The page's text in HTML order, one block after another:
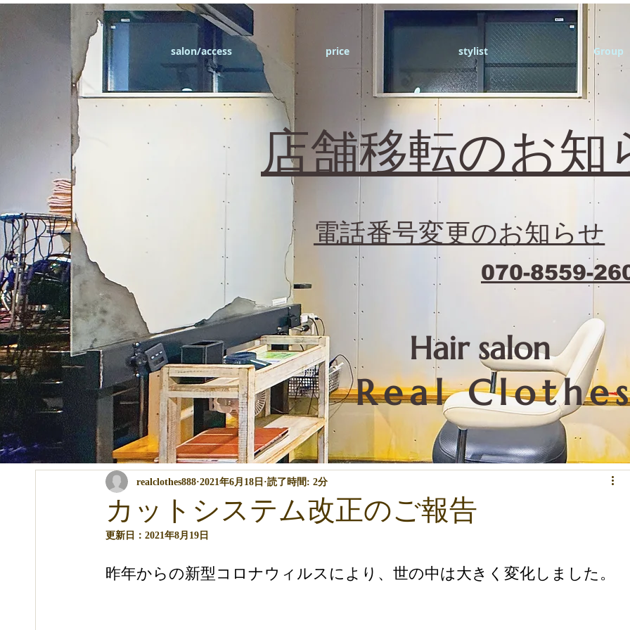
全ての記事 コンテスト・イベント関係 パーマ・カラー・トリートメントなど技術関係 重要なこと お知らせ
講習関係 ブログ
カットシステム改正のご報告
realclothes888 2021年6月18日 読了時間: 2分
更新日： 2021年8月19日
昨年からの新型コロナウィルスにより、世の中は大きく変化しました。
エフィラージュカット
店舗移転のお知
電話番号変更のお知らせ
070-8559-
​Hair salon
Real
salon/access price stylist Group